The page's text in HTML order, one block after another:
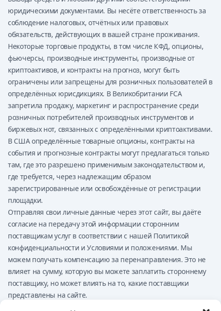
юридическими документами. Вы несёте ответственность за
соблюдение налоговых, отчётных или правовых
обязательств, действующих в вашей стране проживания.
Некоторые торговые продукты, в том числе КФД, опционы,
фьючерсы, производные инструменты, производные от
криптоактивов, и контракты на прогноз, могут быть
ограничены или запрещены для розничных пользователей в
определённых юрисдикциях. В Великобритании FCA
запретила продажу, маркетинг и распространение среди
розничных потребителей производных инструментов и
биржевых нот, связанных с определёнными криптоактивами.
В США определённые товарные опционы, контракты на
события и прогнозные контракты могут предлагаться только
там, где это разрешено применимым законодательством и,
где требуется, через надлежащим образом
зарегистрированные или освобождённые от регистрации
площадки.
Отправляя свои личные данные через этот сайт, вы даёте
согласие на передачу этой информации сторонним
поставщикам услуг в соответствии с нашей Политикой
конфиденциальности и Условиями и положениями. Мы
можем получать компенсацию за перенаправления. Это не
влияет на сумму, которую вы можете заплатить стороннему
поставщику, но может влиять на то, какие поставщики
представлены на сайте.